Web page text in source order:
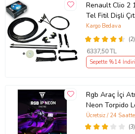
Renault Clio 2
Tel Fitil Dişli
(2)
Kargo Bedava
6337,50 TL
Sepette %14
Rgb Araç İçi
Neon Torpido
Girişli
(3)
Ücretsiz / 24